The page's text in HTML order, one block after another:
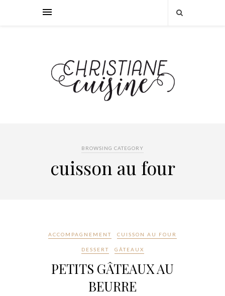
BROWSING CATEGORY
cuisson au four
ACCOMPAGNEMENT CUISSON AU FOUR
DESSERT GÂTEAUX
PETITS GÂTEAUX AU
BEURRE